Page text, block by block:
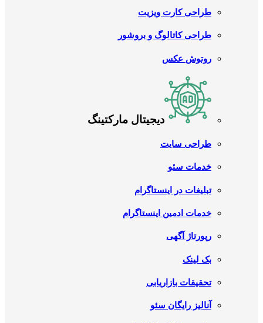
طراحی کارت ویزیت
طراحی کاتالوگ و بروشور
روتوش عکس
دیجیتال مارکتینگ
طراحی سایت
خدمات سئو
تبلیغات در اینستاگرام
خدمات ادمین اینستاگرام
رپورتاژ آگهی
بک لینک
تحقیقات بازاریابی
آنالیز رایگان سئو